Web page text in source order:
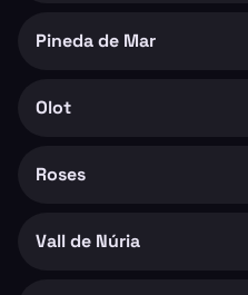
Pineda de Mar
Olot
Roses
Vall de Núria